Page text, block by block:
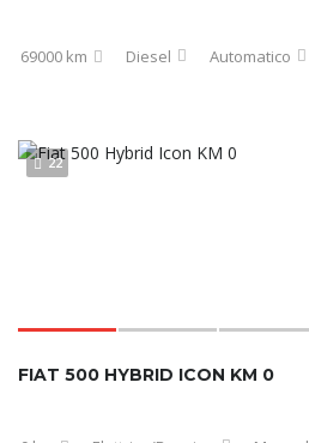
69000 km Diesel Automatico
22
FIAT 500 HYBRID ICON KM 0